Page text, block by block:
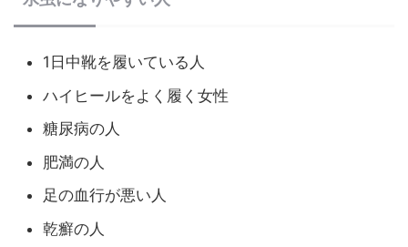
1日中靴を履いている人
ハイヒールをよく履く女性
糖尿病の人
肥満の人
足の血行が悪い人
乾癬の人